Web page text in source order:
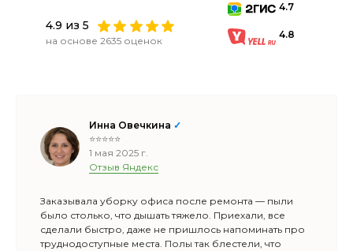
4.9 из 5
4.7
4.8
на основе 2635 оценок
Инна Овечкина ✓
⭐⭐⭐⭐⭐
1 мая 2025 г.
Отзыв Яндекс
Заказывала уборку офиса после ремонта — пыли
было столько, что дышать тяжело. Приехали, все
сделали быстро, даже не пришлось напоминать про
труднодоступные места. Полы так блестели, что